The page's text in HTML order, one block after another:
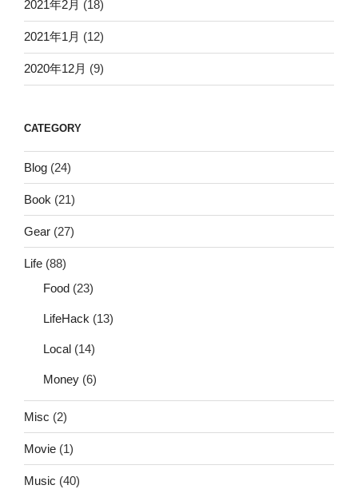
2021年2月 (18)
2021年1月 (12)
2020年12月 (9)
CATEGORY
Blog (24)
Book (21)
Gear (27)
Life (88)
Food (23)
LifeHack (13)
Local (14)
Money (6)
Misc (2)
Movie (1)
Music (40)